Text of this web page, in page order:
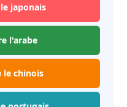
japonais
l'arabe
chinois